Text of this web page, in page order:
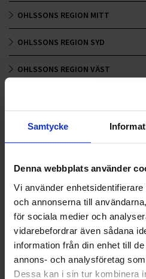
Samtycke
Denna webbplats använder
Vi använder
och annonserna till
för sociala medier och
vidarebefordrar även sådana
information från din enhet till
annons- och analysföretag
Dessa kan i sin tur kombinera
OHLSSONS REGION MITT
OHLSSONS REGION SYD
OHLSSONS REGION VÄST
RENHÅLLNING
VELLINGE